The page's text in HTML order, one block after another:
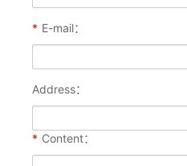
* E-mail：
Address：
* Content：